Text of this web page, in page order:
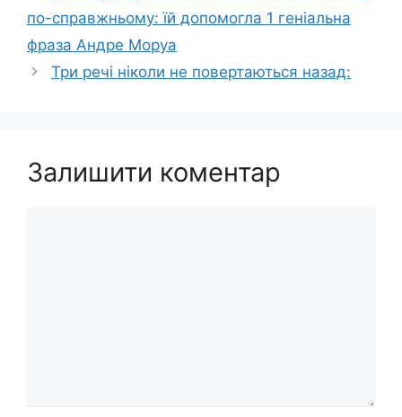
по-справжньому: їй допомогла 1 геніальна
фраза Андре Моруа
Три речі ніколи не повертаються назад:
Залишити коментар